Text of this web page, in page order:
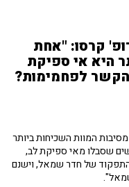
קרסו: "אחת
היא אי ספיקת
לפחמימות?
המוות השכיחות ביותר
שסבלו מאי ספיקת לב,
של חדר שמאל, וישנם